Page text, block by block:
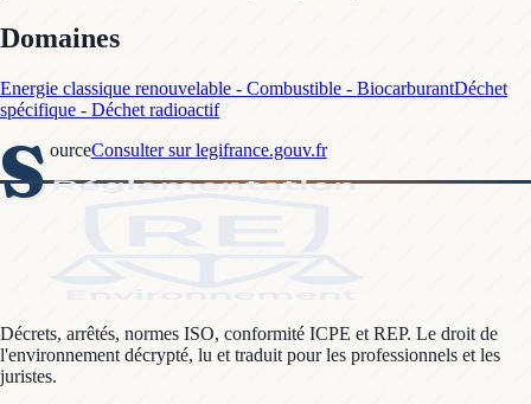
Domaines
Energie classique renouvelable - Combustible - BiocarburantDéchet
spécifique - Déchet radioactif
S ourceConsulter sur legifrance.gouv.fr
Décrets, arrêtés, normes ISO, conformité ICPE et REP. Le droit de
l'environnement décrypté, lu et traduit pour les professionnels et les
juristes.